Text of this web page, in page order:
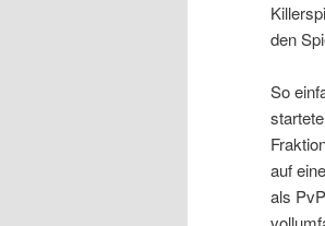
den
So
auf
als